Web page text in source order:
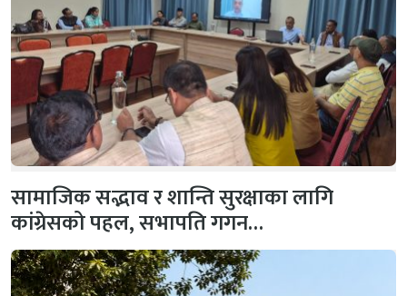
सामाजिक सद्भाव र शान्ति सुरक्षाका लागि
कांग्रेसको पहल, सभापति गगन…